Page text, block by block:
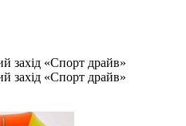
захід «Спорт драйв»
захід «Спорт драйв»